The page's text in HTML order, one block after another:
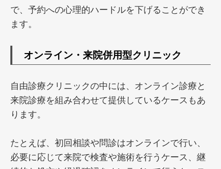
で、予約への心理的ハードルを下げることができ
ます。
オンライン・来院併用型クリニック
自由診療クリニックの中には、オンライン診療と
来院診療を組み合わせて提供しているケースもあ
ります。
たとえば、初回相談や問診はオンラインで行い、
必要に応じて来院で検査や施術を行うケース、継